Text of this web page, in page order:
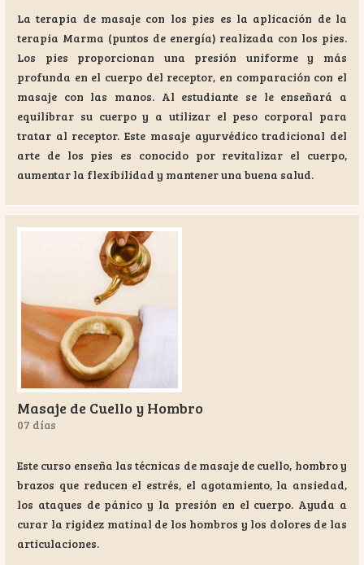
La terapia de masaje con los pies es la aplicación de la
terapia Marma (puntos de energía) realizada con los pies.
Los pies proporcionan una presión uniforme y más
profunda en el cuerpo del receptor, en comparación con el
masaje con las manos. Al estudiante se le enseñará a
equilibrar su cuerpo y a utilizar el peso corporal para
tratar al receptor. Este masaje ayurvédico tradicional del
arte de los pies es conocido por revitalizar el cuerpo,
aumentar la flexibilidad y mantener una buena salud.
Masaje de Cuello y Hombro
07 días
Este curso enseña las técnicas de masaje de cuello, hombro y
brazos que reducen el estrés, el agotamiento, la ansiedad,
los ataques de pánico y la presión en el cuerpo. Ayuda a
curar la rigidez matinal de los hombros y los dolores de las
articulaciones.